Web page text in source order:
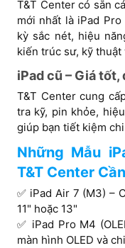
T&T Center có sẵn
mới nhất là iPad
kỳ sắc nét, hiệu
kiến trúc sư, kỹ
iPad cũ – Giá tốt,
T&T Center cung
tra kỹ, pin khỏe,
giúp bạn tiết kiệm
Những Mẫu
T&T Center
✅ iPad Air 7 (M3) –
11" hoặc 13"
✅ iPad Pro M4
màn hình OLED và